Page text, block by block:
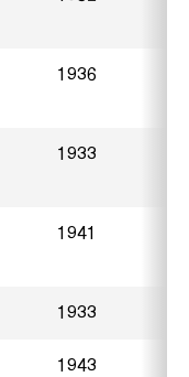
1936
1933
1941
1933
1943